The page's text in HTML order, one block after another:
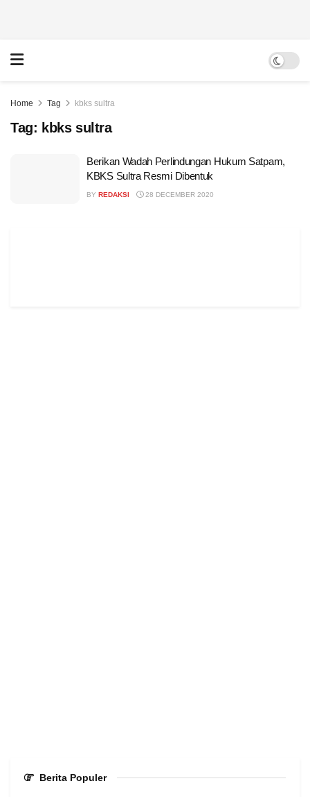
Home Tag kbks sultra
Tag: kbks sultra
Berikan Wadah Perlindungan Hukum Satpam,
KBKS Sultra Resmi Dibentuk
BY REDAKSI 28 DECEMBER 2020
Berita Populer